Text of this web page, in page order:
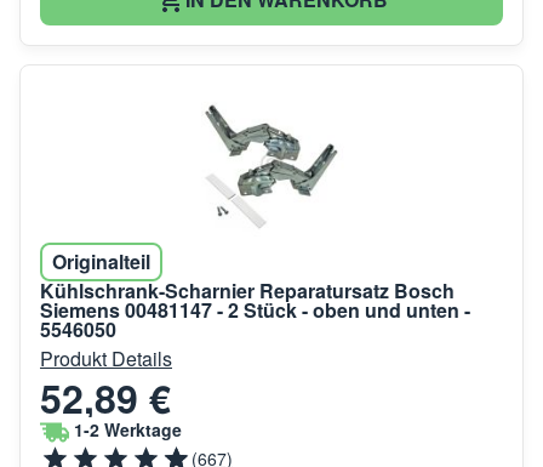
Originalteil
Kühlschrank-Scharnier Reparatursatz Bosch
Siemens 00481147 - 2 Stück - oben und unten -
5546050
Produkt Details
52,89 €
1-2 Werktage
(667)